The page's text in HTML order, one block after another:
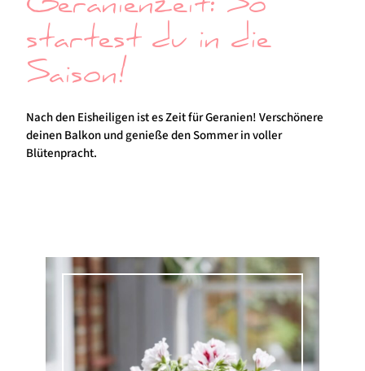
Geranienzeit: So
startest du in die
Saison!
Nach den Eisheiligen ist es Zeit für Geranien! Verschönere
deinen Balkon und genieße den Sommer in voller
Blütenpracht.